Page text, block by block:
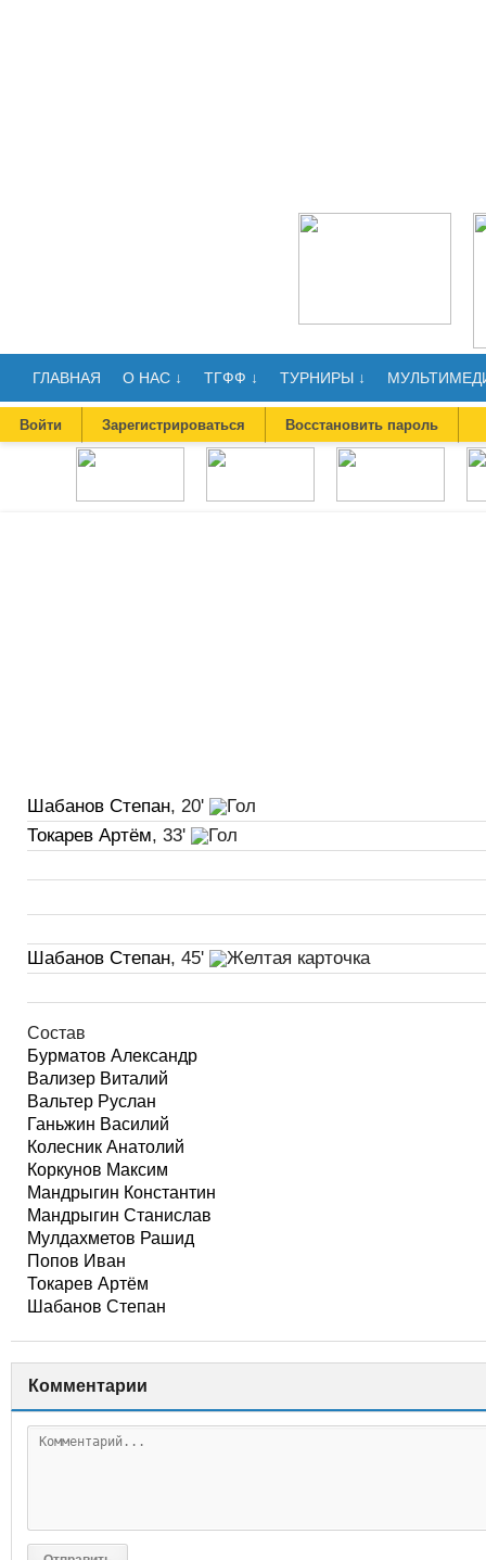
ГЛАВНАЯ О НАС ↓ ТГФФ ↓ ТУРНИРЫ ↓
Войти Зарегистрироваться Восстановить пароль
Шабанов Степан, 20'
Токарев Артём, 33'
Шабанов Степан, 45'
Состав
Бурматов Александр
Вализер Виталий
Вальтер Руслан
Ганьжин Василий
Колесник Анатолий
Коркунов Максим
Мандрыгин Константин
Мандрыгин Станислав
Мулдахметов Рашид
Попов Иван
Токарев Артём
Шабанов Степан
Комментарии